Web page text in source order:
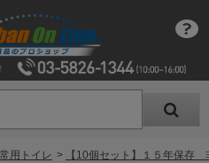
用トイレ > 【10個セット】１５年保